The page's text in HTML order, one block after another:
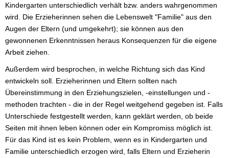
Kindergarten unterschiedlich verhält bzw. anders wahrgenommen
wird. Die Erzieherinnen sehen die Lebenswelt "Familie" aus den
Augen der Eltern (und umgekehrt); sie können aus den
gewonnenen Erkenntnissen heraus Konsequenzen für die eigene
Arbeit ziehen.
Außerdem wird besprochen, in welche Richtung sich das Kind
entwickeln soll. Erzieherinnen und Eltern sollten nach
Übereinstimmung in den Erziehungszielen, -einstellungen und -
methoden trachten - die in der Regel weitgehend gegeben ist. Falls
Unterschiede festgestellt werden, kann geklärt werden, ob beide
Seiten mit ihnen leben können oder ein Kompromiss möglich ist.
Für das Kind ist es kein Problem, wenn es in Kindergarten und
Familie unterschiedlich erzogen wird, falls Eltern und Erzieherin